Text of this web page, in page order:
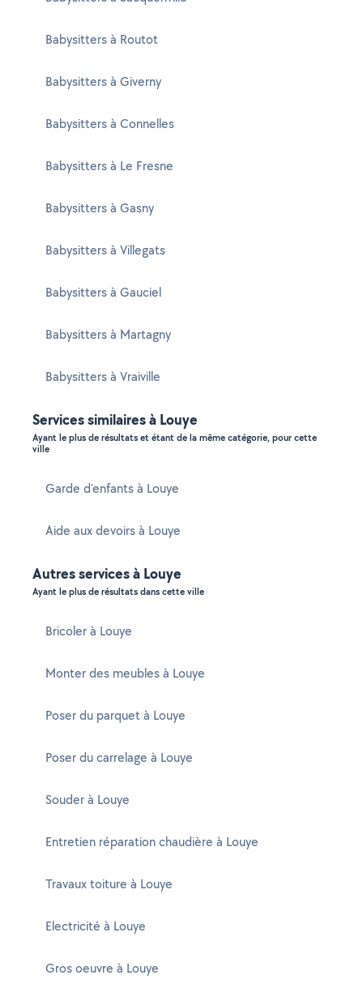
Babysitters à Routot
Babysitters à Giverny
Babysitters à Connelles
Babysitters à Le Fresne
Babysitters à Gasny
Babysitters à Villegats
Babysitters à Gauciel
Babysitters à Martagny
Babysitters à Vraiville
Services similaires à Louye
Ayant le plus de résultats et étant de la même catégorie, pour cette
ville
Garde d'enfants à Louye
Aide aux devoirs à Louye
Autres services à Louye
Ayant le plus de résultats dans cette ville
Bricoler à Louye
Monter des meubles à Louye
Poser du parquet à Louye
Poser du carrelage à Louye
Souder à Louye
Entretien réparation chaudière à Louye
Travaux toiture à Louye
Electricité à Louye
Gros oeuvre à Louye